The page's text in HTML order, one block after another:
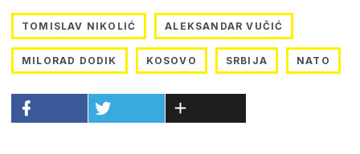
TOMISLAV NIKOLIĆ ALEKSANDAR VUČIĆ
MILORAD DODIK KOSOVO SRBIJA NATO